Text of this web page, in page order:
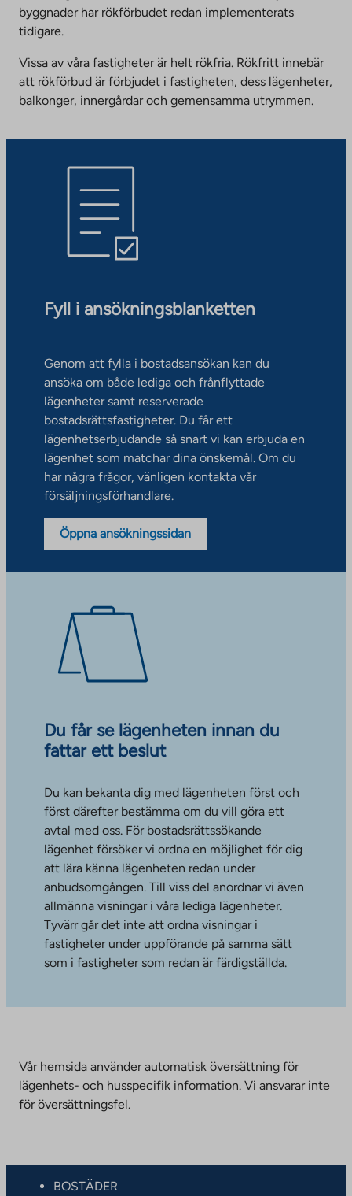
byggnader har rökförbudet redan implementerats
tidigare.
Vissa av våra fastigheter är helt rökfria. Rökfritt innebär
att rökförbud är förbjudet i fastigheten, dess lägenheter,
balkonger, innergårdar och gemensamma utrymmen.
Fyll i ansökningsblanketten
Genom att fylla i bostadsansökan kan du
ansöka om både lediga och frånflyttade
lägenheter samt reserverade
bostadsrättsfastigheter. Du får ett
lägenhetserbjudande så snart vi kan erbjuda en
lägenhet som matchar dina önskemål. Om du
har några frågor, vänligen kontakta vår
försäljningsförhandlare.
Öppna ansökningssidan
Du får se lägenheten innan du
fattar ett beslut
Du kan bekanta dig med lägenheten först och
först därefter bestämma om du vill göra ett
avtal med oss. För bostadsrättssökande
lägenhet försöker vi ordna en möjlighet för dig
att lära känna lägenheten redan under
anbudsomgången. Till viss del anordnar vi även
allmänna visningar i våra lediga lägenheter.
Tyvärr går det inte att ordna visningar i
fastigheter under uppförande på samma sätt
som i fastigheter som redan är färdigställda.
Vår hemsida använder automatisk översättning för
lägenhets- och husspecifik information. Vi ansvarar inte
för översättningsfel.
BOSTÄDER